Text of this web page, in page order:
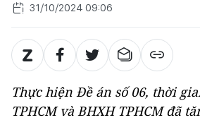
31/10/2024 09:06
Thực hiện Đề án số 06, thời
TPHCM và BHXH TPHCM đã